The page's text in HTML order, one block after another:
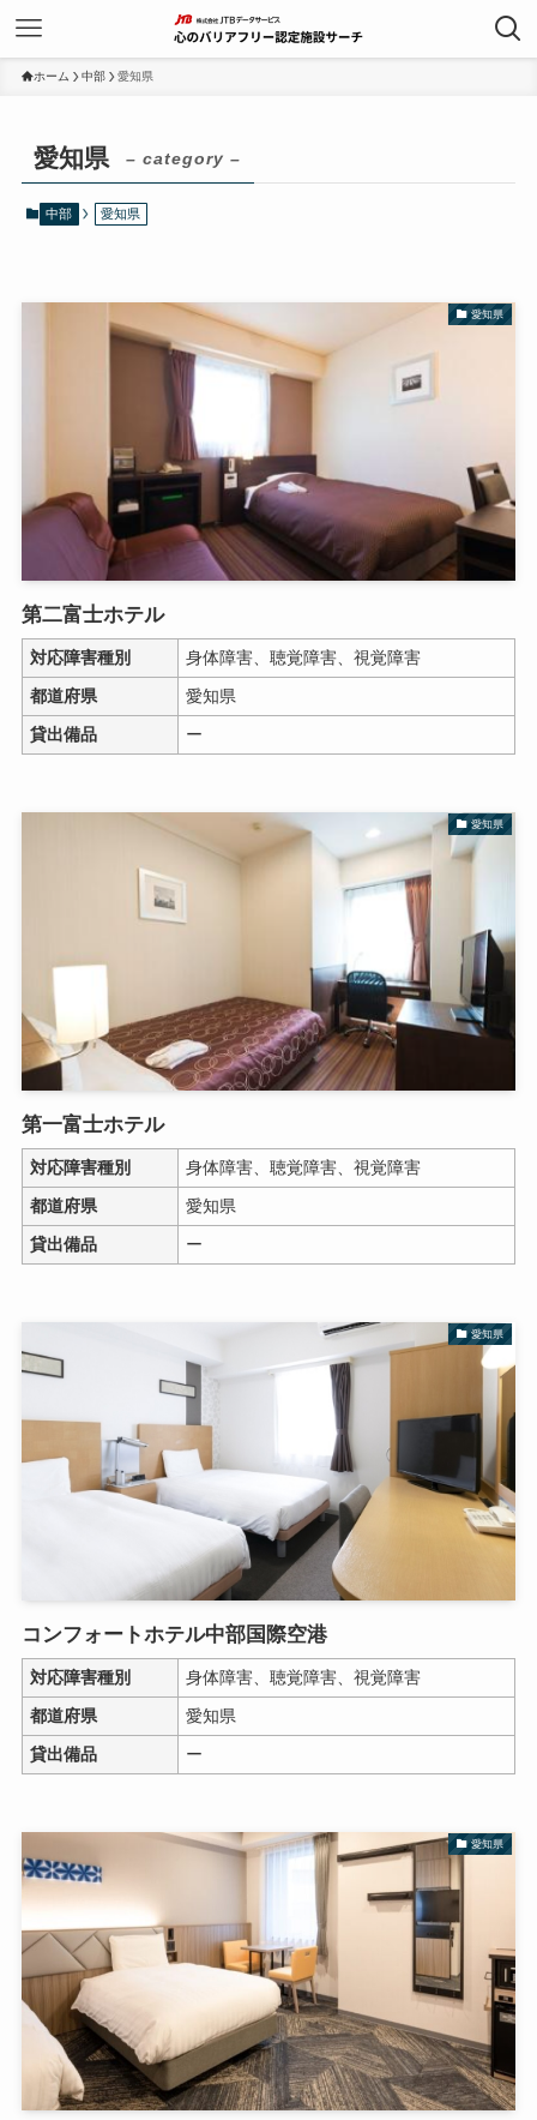
ホーム 中部 愛知県
愛知県 – category –
中部 愛知県
愛知県
第二富士ホテル
対応障害種別
身体障害、聴覚障害、視覚障害
都道府県
愛知県
貸出備品
ー
愛知県
第一富士ホテル
対応障害種別
身体障害、聴覚障害、視覚障害
都道府県
愛知県
貸出備品
ー
愛知県
コンフォートホテル中部国際空港
対応障害種別
身体障害、聴覚障害、視覚障害
都道府県
愛知県
貸出備品
ー
愛知県